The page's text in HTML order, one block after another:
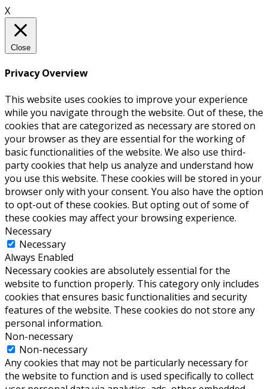
X
Close
Privacy Overview
This website uses cookies to improve your experience
while you navigate through the website. Out of these, the
cookies that are categorized as necessary are stored on
your browser as they are essential for the working of
basic functionalities of the website. We also use third-
party cookies that help us analyze and understand how
you use this website. These cookies will be stored in your
browser only with your consent. You also have the option
to opt-out of these cookies. But opting out of some of
these cookies may affect your browsing experience.
Necessary
Necessary
Always Enabled
Necessary cookies are absolutely essential for the
website to function properly. This category only includes
cookies that ensures basic functionalities and security
features of the website. These cookies do not store any
personal information.
Non-necessary
Non-necessary
Any cookies that may not be particularly necessary for
the website to function and is used specifically to collect